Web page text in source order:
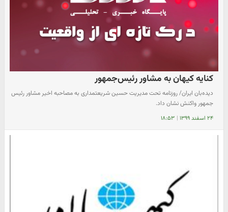
کنایه کیهان به مشاور رئیس‌جمهور
دیده‌بان ایران/ روزنامه تحت مدیریت حسین شریعتمداری به مصاحبه اخیر مشاور رئیس
جمهور واکنش نشان داد.
۲۴ اسفند ۱۳۹۹ | ۱۸:۵۳